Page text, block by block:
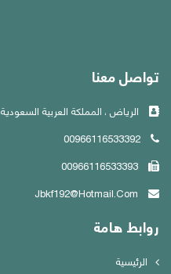
تواصل معنا
الرياض ، المملكة العربية السعودية
روابط هامة
الرئيسية